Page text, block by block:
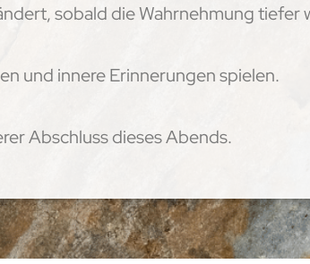
sobald die Wahrnehmung tiefer
und innere Erinnerungen spielen.
Abschluss dieses Abends.